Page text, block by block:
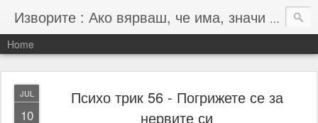
Изворите : Ако вярваш, че има, значи има :-)
Home
JUL
10
Психо трик 56 - Погрижете се за
нервите си